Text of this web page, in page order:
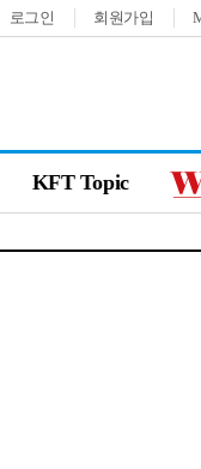
로그인 회원가입
KFT Topic